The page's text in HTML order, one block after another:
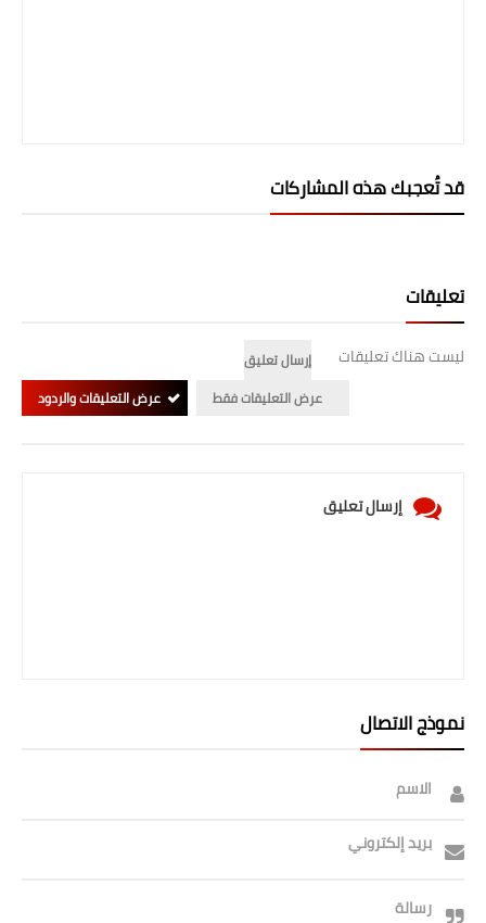
قد تُعجبك هذه المشاركات
تعليقات
ليست هناك تعليقات
إرسال تعليق
عرض التعليقات فقط
عرض التعليقات والردود
إرسال تعليق
نموذج الاتصال
الاسم
بريد إلكتروني
رسالة